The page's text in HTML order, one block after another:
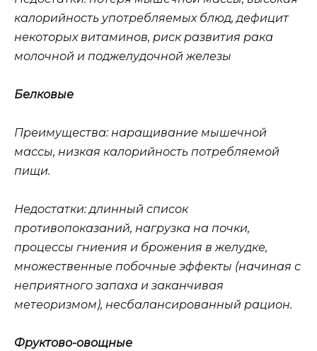
калорийность употребляемых блюд, дефицит
некоторых витаминов, риск развития рака
молочной и поджелудочной железы
Белковые
Преимущества: наращивание мышечной
массы, низкая калорийность потребляемой
пищи.
Недостатки: длинный список
противопоказаний, нагрузка на почки,
процессы гниения и брожения в желудке,
множественные побочные эффекты (начиная с
неприятного запаха и заканчивая
метеоризмом), несбалансированный рацион.
Фруктово-овощные